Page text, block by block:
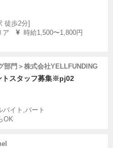
徒歩2分]
ア
時給1,500〜1,800円
部門＞株式会社YELLFUNDING
トスタッフ募集※pj02
バイト,パート
OK